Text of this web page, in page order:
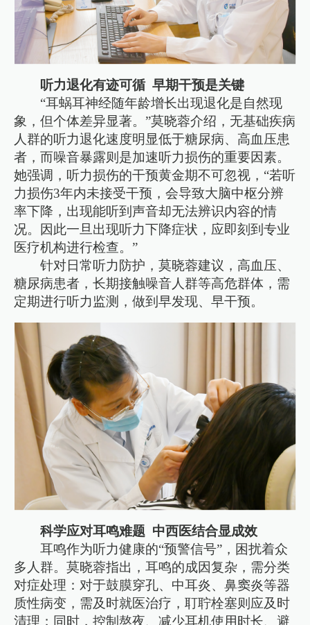
听力退化有迹可循 早期干预是关键
“耳蜗耳神经随年龄增长出现退化是自然现
象，但个体差异显著。”莫晓蓉介绍，无基础疾病
人群的听力退化速度明显低于糖尿病、高血压患
者，而噪音暴露则是加速听力损伤的重要因素。
她强调，听力损伤的干预黄金期不可忽视，“若听
力损伤3年内未接受干预，会导致大脑中枢分辨
率下降，出现能听到声音却无法辨识内容的情
况。因此一旦出现听力下降症状，应即刻到专业
医疗机构进行检查。”
针对日常听力防护，莫晓蓉建议，高血压、
糖尿病患者，长期接触噪音人群等高危群体，需
定期进行听力监测，做到早发现、早干预。
科学应对耳鸣难题 中西医结合显成效
耳鸣作为听力健康的“预警信号”，困扰着众
多人群。莫晓蓉指出，耳鸣的成因复杂，需分类
对症处理：对于鼓膜穿孔、中耳炎、鼻窦炎等器
质性病变，需及时就医治疗，耵聍栓塞则应及时
清理；同时，控制熬夜、减少耳机使用时长、避